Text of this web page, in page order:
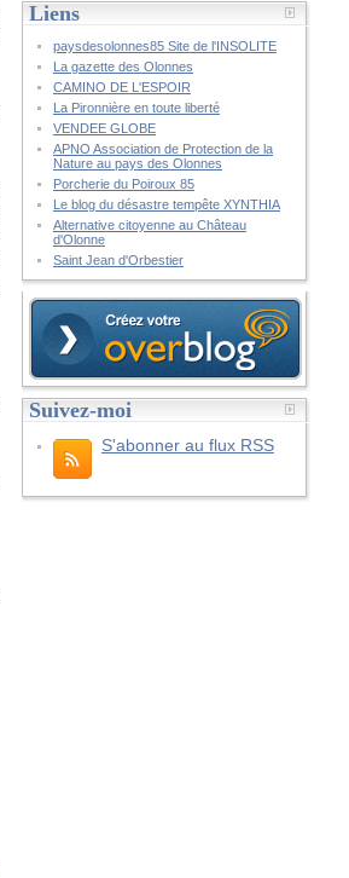
Liens
paysdesolonnes85 Site de l'INSOLITE
La gazette des Olonnes
CAMINO DE L'ESPOIR
La Pironnière en toute liberté
VENDEE GLOBE
APNO Association de Protection de la
Nature au pays des Olonnes
Porcherie du Poiroux 85
Le blog du désastre tempête XYNTHIA
Alternative citoyenne au Château
d'Olonne
Saint Jean d'Orbestier
Suivez-moi
S'abonner au flux RSS